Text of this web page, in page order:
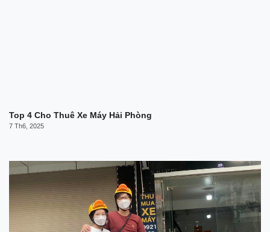
Top 4 Cho Thuê Xe Máy Hải Phòng
7 Th6, 2025